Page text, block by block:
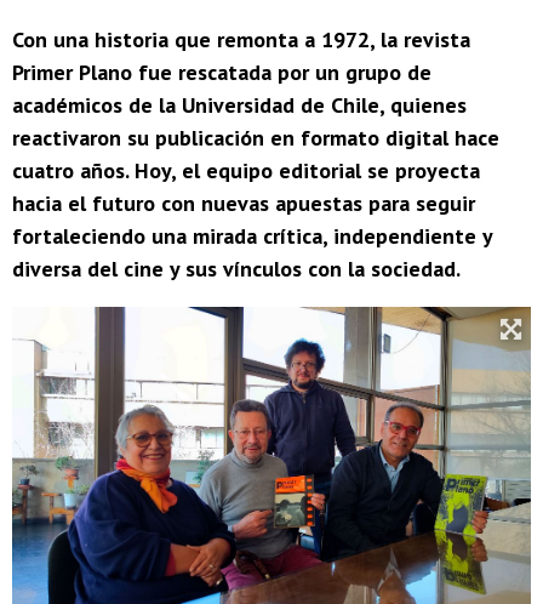
Con una historia que remonta a 1972, la revista
Primer Plano fue rescatada por un grupo de
académicos de la Universidad de Chile, quienes
reactivaron su publicación en formato digital hace
cuatro años. Hoy, el equipo editorial se proyecta
hacia el futuro con nuevas apuestas para seguir
fortaleciendo una mirada crítica, independiente y
diversa del cine y sus vínculos con la sociedad.